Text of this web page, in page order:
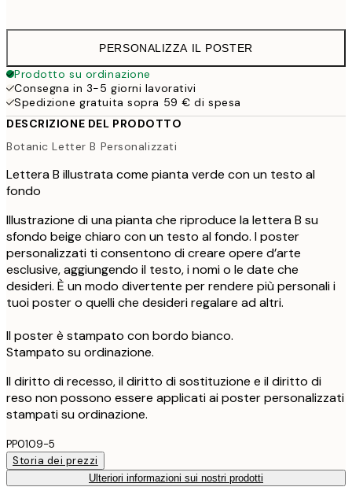
PERSONALIZZA IL POSTER
Prodotto su ordinazione
Consegna in 3-5 giorni lavorativi
Spedizione gratuita sopra 59 € di spesa
DESCRIZIONE DEL PRODOTTO
Botanic Letter B Personalizzati
Lettera B illustrata come pianta verde con un testo al
fondo
Illustrazione di una pianta che riproduce la lettera B su
sfondo beige chiaro con un testo al fondo. I poster
personalizzati ti consentono di creare opere d’arte
esclusive, aggiungendo il testo, i nomi o le date che
desideri. È un modo divertente per rendere più personali i
tuoi poster o quelli che desideri regalare ad altri.
Il poster è stampato con bordo bianco.
Stampato su ordinazione.
Il diritto di recesso, il diritto di sostituzione e il diritto di
reso non possono essere applicati ai poster personalizzati
stampati su ordinazione.
PP0109-5
Storia dei prezzi
Ulteriori informazioni sui nostri prodotti